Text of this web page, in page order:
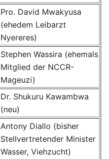
Pro. David Mwakyusa
(ehedem Leibarzt
Nyereres)
Stephen Wassira (ehemals
Mitglied der NCCR-
Mageuzi)
Dr. Shukuru Kawambwa
(neu)
Antony Diallo (bisher
Stellvertretender Minister
Wasser, Viehzucht)